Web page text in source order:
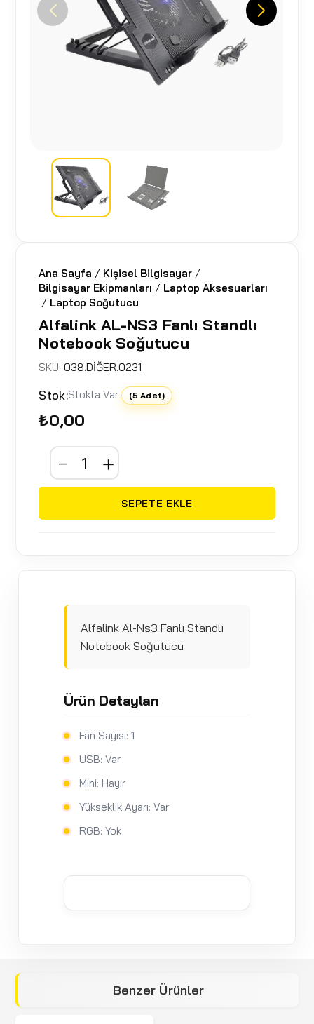
Ana Sayfa / Kişisel Bilgisayar /
Bilgisayar Ekipmanları / Laptop Aksesuarları
/ Laptop Soğutucu
Alfalink AL-NS3 Fanlı Standlı
Notebook Soğutucu
SKU:038.DİĞER.0231
Stok:Stokta Var (5 Adet)
₺0,00
SEPETE EKLE
Alfalink Al-Ns3 Fanlı Standlı
Notebook Soğutucu
Ürün Detayları
Fan Sayısı: 1
USB: Var
Mini: Hayır
Yükseklik Ayarı: Var
RGB: Yok
Benzer Ürünler